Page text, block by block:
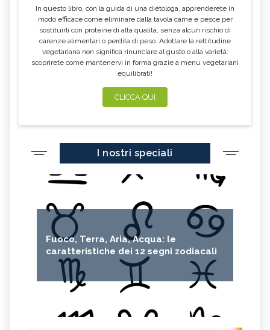
In questo libro, con la guida di una dietologa, apprenderete in
modo efficace come eliminare dalla tavola carne e pesce per
sostituirli con proteine di alta qualità, senza alcun rischio di
carenze alimentari o perdita di peso. Adottare la rettitudine
vegetariana non significa rinunciare al gusto o alla varietà:
scoprirete come mantenervi in forma grazie a menu vegetariani
equilibrati!
CLICCA QUI
I nostri speciali
Fuoco, Terra, Aria, Acqua: le
caratteristiche dei 12 segni zodiacali